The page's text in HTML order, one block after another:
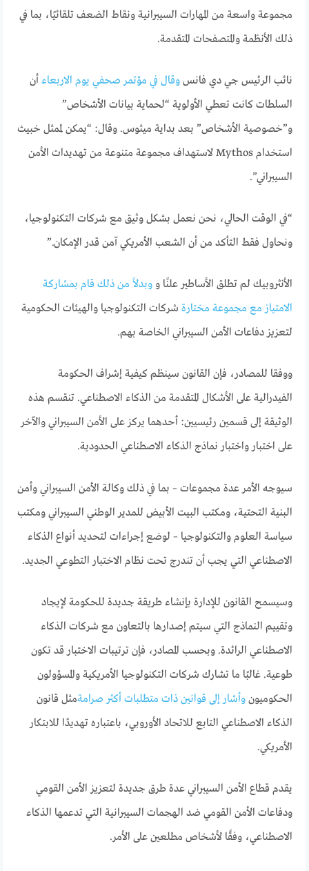
مجموعة واسعة من المهارات السيبرانية ونقاط الضعف تلقائيًا، بما في
ذلك الأنظمة والمتصفحات المتقدمة.
نائب الرئيس جي دي فانسوقال في مؤتمر صحفي يوم الاربعاء أن
السلطات كانت تعطي الأولوية “لحماية بيانات الأشخاص”
و”خصوصية الأشخاص” بعد بداية ميثوس. وقال: “يمكن لممثل خبيث
استخدام Mythos لاستهداف مجموعة متنوعة من تهديدات الأمن
السيبراني”.
“في الوقت الحالي، نحن نعمل بشكل وثيق مع شركات التكنولوجيا،
ونحاول فقط التأكد من أن الشعب الأمريكي آمن قدر الإمكان.”
الأنثروبيك لم تطلق الأساطير علنًا ووبدلاً من ذلك قام بمشاركة
الامتياز مع مجموعة مختارة شركات التكنولوجيا والهيئات الحكومية
لتعزيز دفاعات الأمن السيبراني الخاصة بهم.
ووفقا للمصادر، فإن القانون سينظم كيفية إشراف الحكومة
الفيدرالية على الأشكال المتقدمة من الذكاء الاصطناعي. تنقسم هذه
الوثيقة إلى قسمين رئيسيين: أحدهما يركز على الأمن السيبراني والآخر
على اختبار واختبار نماذج الذكاء الاصطناعي الحدودية.
سيوجه الأمر عدة مجموعات – بما في ذلك وكالة الأمن السيبراني وأمن
البنية التحتية، ومكتب البيت الأبيض للمدير الوطني السيبراني ومكتب
سياسة العلوم والتكنولوجيا – لوضع إجراءات لتحديد أنواع الذكاء
الاصطناعي التي يجب أن تندرج تحت نظام الاختبار التطوعي الجديد.
وسيسمح القانون للإدارة بإنشاء طريقة جديدة للحكومة لإيجاد
وتقييم النماذج التي سيتم إصدارها بالتعاون مع شركات الذكاء
الاصطناعي الرائدة. وبحسب المصادر، فإن ترتيبات الاختبار قد تكون
طوعية. غالبًا ما تشارك شركات التكنولوجيا الأمريكية والمسؤولون
الحكوميونوأشار إلى قوانين ذات متطلبات أكثر صرامةمثل قانون
الذكاء الاصطناعي التابع للاتحاد الأوروبي، باعتباره تهديدًا للابتكار
الأمريكي.
يقدم قطاع الأمن السيبراني عدة طرق جديدة لتعزيز الأمن القومي
ودفاعات الأمن القومي ضد الهجمات السيبرانية التي تدعمها الذكاء
الاصطناعي، وفقًا لأشخاص مطلعين على الأمر.